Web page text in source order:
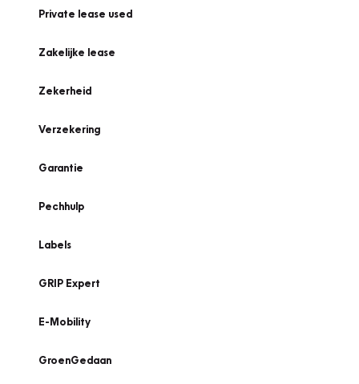
Private lease used
Zakelijke lease
Zekerheid
Verzekering
Garantie
Pechhulp
Labels
GRIP Expert
E-Mobility
GroenGedaan